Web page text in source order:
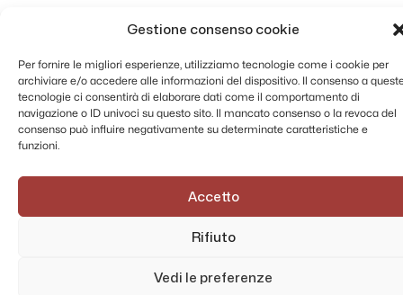
Gestione consenso cookie
Per fornire le migliori esperienze, utilizziamo tecnologie come i cookie per
archiviare e/o accedere alle informazioni del dispositivo. Il consenso a
tecnologie ci consentirà di elaborare dati come il comportamento di
navigazione o ID univoci su questo sito. Il mancato consenso o la revoca del
consenso può influire negativamente su determinate caratteristiche e
funzioni.
Accetto
Rifiuto
Vedi le preferenze